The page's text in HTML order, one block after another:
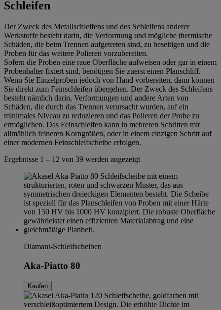
Schleifen
Der Zweck des Metallschleifens und des Schleifens anderer
Werkstoffe besteht darin, die Verformung und mögliche thermische
Schäden, die beim Trennen aufgetreten sind, zu beseitigen und die
Proben für das weitere Polieren vorzubereiten.
Sofern die Proben eine raue Oberfläche aufweisen oder gar in einem
Probenhalter fixiert sind, benötigen Sie zuerst einen Planschliff.
Wenn Sie Einzelproben jedoch von Hand vorbereiten, dann können
Sie direkt zum Feinschleifen übergehen. Der Zweck des Schleifens
besteht nämlich darin, Verformungen und andere Arten von
Schäden, die durch das Trennen verursacht wurden, auf ein
minimales Niveau zu reduzieren und das Polieren der Probe zu
ermöglichen. Das Feinschleifen kann in mehreren Schritten mit
allmählich feineren Korngrößen, oder in einem einzigen Schritt auf
einer modernen Feinschleifscheibe erfolgen.
Ergebnisse 1 – 12 von 39 werden angezeigt
Diamant-Schleifscheiben
Aka-Piatto 80
Kaufen